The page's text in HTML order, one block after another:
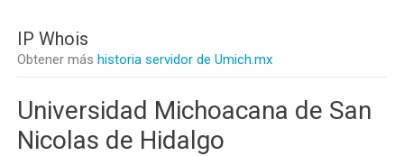
IP Whois
Obtener más historia servidor de Umich.mx
Universidad Michoacana de San
Nicolas de Hidalgo